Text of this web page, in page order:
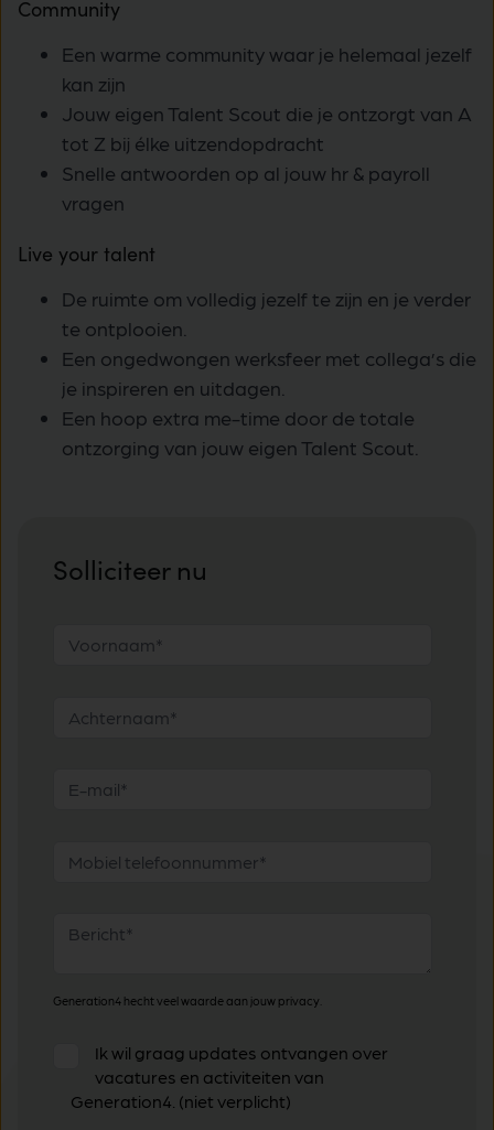
Community
Een warme community waar je helemaal jezelf
kan zijn
Jouw eigen Talent Scout die je ontzorgt van A
tot Z bij élke uitzendopdracht
Snelle antwoorden op al jouw hr & payroll
vragen
Live your talent
De ruimte om volledig jezelf te zijn en je verder
te ontplooien.
Een ongedwongen werksfeer met collega’s die
je inspireren en uitdagen.
Een hoop extra me-time door de totale
ontzorging van jouw eigen Talent Scout.
Solliciteer nu
Generation4 hecht veel waarde aan jouw privacy.
Ik wil graag updates ontvangen over
vacatures en activiteiten van
Generation4. (niet verplicht)